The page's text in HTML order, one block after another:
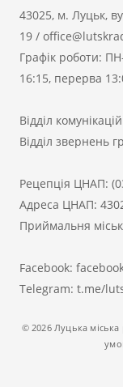
43025, м. Луцьк,
19 /
Графік роботи:
16:15, перерва
Відділ
Відділ звернень
Рецепція ЦНАП:
Адреса ЦНАП:
Приймальня
Facebook:
Telegram: t.me/
© 2026 Луцька міська